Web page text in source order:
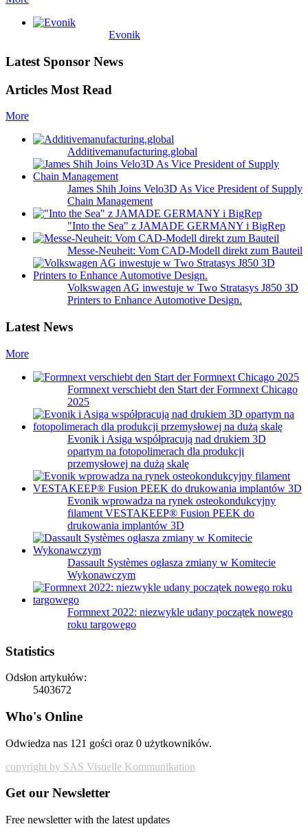
Evonik
Latest Sponsor News
Articles Most Read
More
Additivemanufacturing.global
James Shih Joins Velo3D As Vice President of Supply
Chain Management
"Into the Sea" z JAMADE GERMANY i BigRep
Messe-Neuheit: Vom CAD-Modell direkt zum Bauteil
Volkswagen AG inwestuje w Two Stratasys J850 3D
Printers to Enhance Automotive Design.
Latest News
More
Formnext verschiebt den Start der Formnext Chicago
2025
Evonik i Asiga współpracują nad drukiem 3D
opartym na fotopolimerach dla produkcji
przemysłowej na dużą skalę
Evonik wprowadza na rynek osteokondukcyjny
filament VESTAKEEP® Fusion PEEK do
drukowania implantów 3D
Dassault Systèmes ogłasza zmiany w Komitecie
Wykonawczym
Formnext 2022: niezwykle udany początek nowego
roku targowego
Statistics
Odsłon artykułów:
5403672
Who's Online
Odwiedza nas 121 gości oraz 0 użytkowników.
copyright by SAS Visuelle Kommunikation
Get our Newsletter
Free newsletter with the latest updates